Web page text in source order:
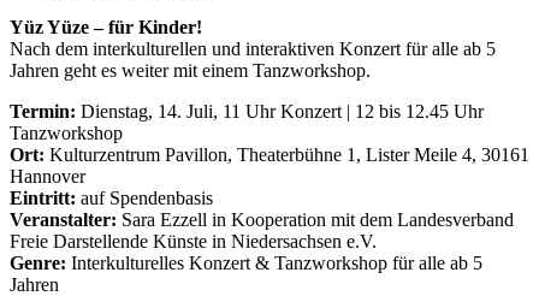
Yüz Yüze – für Kinder!
Nach dem interkulturellen und interaktiven Konzert für alle ab 5
Jahren geht es weiter mit einem Tanzworkshop.
Termin: Dienstag, 14. Juli, 11 Uhr Konzert | 12 bis 12.45 Uhr
Tanzworkshop
Ort: Kulturzentrum Pavillon, Theaterbühne 1, Lister Meile 4, 30161
Hannover
Eintritt: auf Spendenbasis
Veranstalter: Sara Ezzell in Kooperation mit dem Landesverband
Freie Darstellende Künste in Niedersachsen e.V.
Genre: Interkulturelles Konzert & Tanzworkshop für alle ab 5
Jahren